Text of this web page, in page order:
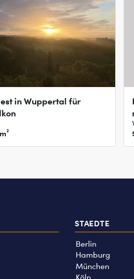
in Wuppertal für
STAEDTE
Berlin
Hamburg
München